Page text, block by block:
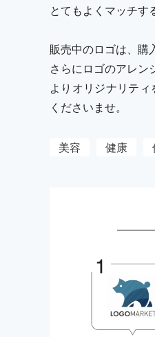
とてもよくマッチす
販売中のロゴは、購
さらにロゴのアレン
よりオリジナリテ
くださいませ。
美容 健康